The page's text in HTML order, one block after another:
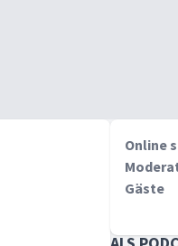
Online
Gäste